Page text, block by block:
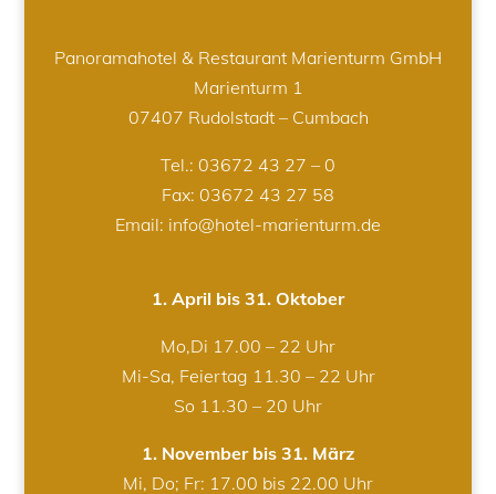
Panoramahotel & Restaurant Marienturm GmbH
Marienturm 1
07407 Rudolstadt – Cumbach
Tel.: 03672 43 27 – 0
Fax: 03672 43 27 58
Email: info@hotel-marienturm.de
1. April bis 31. Oktober
Mo,Di 17.00 – 22 Uhr
Mi-Sa, Feiertag 11.30 – 22 Uhr
So 11.30 – 20 Uhr
1. November bis 31. März
Mi, Do; Fr: 17.00 bis 22.00 Uhr